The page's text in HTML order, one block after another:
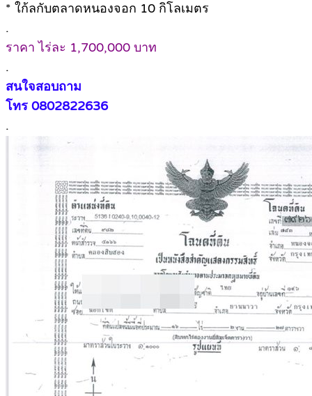
* ใก้ลกับตลาดหนองจอก 10 กิโลเมตร
.
ราคา ไร่ละ 1,700,000 บาท
.
สนใจสอบถาม
โทร 0802822636
.